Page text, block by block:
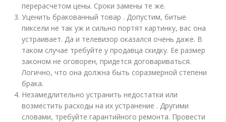
перерасчетом цены. Сроки замены те же.
Уценить бракованный товар . Допустим, битые
пиксели не так уж и сильно портят картинку, вас она
устраивает. Да и телевизор оказался очень даже. В
таком случае требуйте у продавца скидку. Ее размер
законом не оговорен, придется договариваться.
Логично, что она должна быть соразмерной степени
брака.
Незамедлительно устранить недостатки или
возместить расходы на их устранение . Другими
словами, требуйте гарантийного ремонта. Провести